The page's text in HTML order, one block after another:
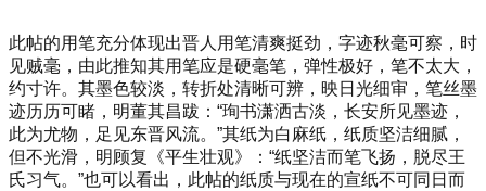
此帖的用笔充分体现出晋人用笔清爽挺劲，字迹秋毫可察，时
见贼毫，由此推知其用笔应是硬毫笔，弹性极好，笔不太大，
约寸许。其墨色较淡，转折处清晰可辨，映日光细审，笔丝墨
迹历历可睹，明董其昌跋：“珣书潇洒古淡，长安所见墨迹，
此为尤物，足见东晋风流。”其纸为白麻纸，纸质坚洁细腻，
但不光滑，明顾复《平生壮观》：“纸坚洁而笔飞扬，脱尽王
氏习气。”也可以看出，此帖的纸质与现在的宣纸不可同日而